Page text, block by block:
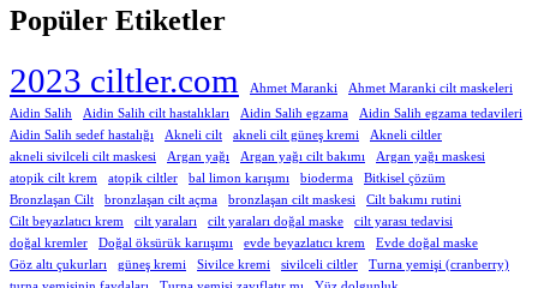
Popüler Etiketler
2023 ciltler.com Ahmet Maranki
Ahmet Maranki cilt maskeleri
Aidin Salih
Aidin Salih cilt hastalıkları Aidin Salih egzama
Aidin Salih egzama tedavileri
Aidin Salih sedef hastalığı
Akneli cilt akneli cilt güneş kremi
Akneli ciltler
akneli sivilceli cilt maskesi
Argan yağı Argan yağı cilt bakımı
Argan yağı maskesi
atopik cilt krem
atopik ciltler bal limon karışımı bioderma
Bitkisel çözüm
Bronzlaşan Cilt
bronzlaşan cilt açma bronzlaşan cilt maskesi
Cilt bakımı rutini
Cilt beyazlatıcı krem
cilt yaraları cilt yaraları doğal maske
cilt yarası tedavisi
doğal kremler
Doğal öksürük karıışımı evde beyazlatıcı krem
Evde doğal maske
Göz altı çukurları
güneş kremi Sivilce kremi sivilceli ciltler
Turna yemişi (cranberry)